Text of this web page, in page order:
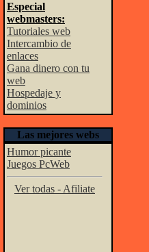
Especial
webmasters:
Tutoriales web
Intercambio de
enlaces
Gana dinero con tu
web
Hospedaje y
dominios
Las mejores webs
Humor picante
Juegos PcWeb
Ver todas - Afiliate